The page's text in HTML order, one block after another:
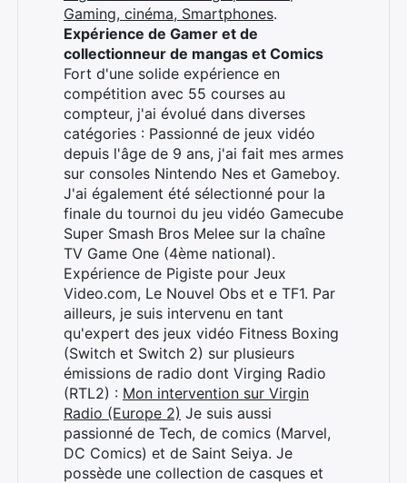
Gaming, cinéma, Smartphones.
Expérience de Gamer et de
collectionneur de mangas et Comics
Fort d'une solide expérience en
compétition avec 55 courses au
compteur, j'ai évolué dans diverses
catégories : Passionné de jeux vidéo
depuis l'âge de 9 ans, j'ai fait mes armes
sur consoles Nintendo Nes et Gameboy.
J'ai également été sélectionné pour la
finale du tournoi du jeu vidéo Gamecube
Super Smash Bros Melee sur la chaîne
TV Game One (4ème national).
Expérience de Pigiste pour Jeux
Video.com, Le Nouvel Obs et e TF1. Par
ailleurs, je suis intervenu en tant
qu'expert des jeux vidéo Fitness Boxing
(Switch et Switch 2) sur plusieurs
émissions de radio dont Virging Radio
(RTL2) : Mon intervention sur Virgin
Radio (Europe 2) Je suis aussi
passionné de Tech, de comics (Marvel,
DC Comics) et de Saint Seiya. Je
possède une collection de casques et
Rechercher